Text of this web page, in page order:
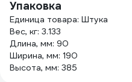
Упаковка
Единица товара: Штука
Вес, кг: 3.133
Длина, мм: 90
Ширина, мм: 190
Высота, мм: 385